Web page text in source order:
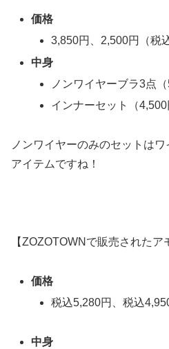
価格
3,850円、2,500円（税
中身
ノンワイヤーブラ3点（
インナーセット（4,500
ノンワイヤーのみのセットは
アイテムですね！
【ZOZOTOWNで販売されたア
価格
税込5,280円、税込
中身